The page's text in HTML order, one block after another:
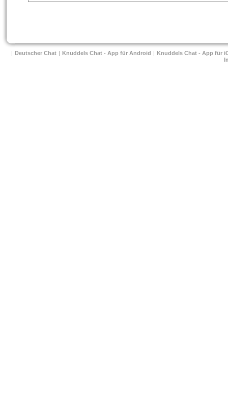
| Deutscher Chat | Knuddels Chat - App für Android | Knuddels Chat - App für